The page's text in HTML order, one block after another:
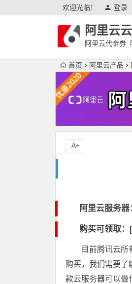
欢迎光临！ 登录
阿里云
阿里云代金券
首页 阿里云产品
阿里云服务
购买可领取
目前腾讯云
购买，我们需要了
款云服务器可以做
A+